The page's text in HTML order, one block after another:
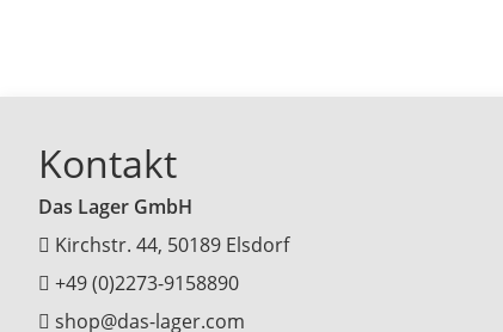
Kontakt
Das Lager GmbH
Kirchstr. 44, 50189 Elsdorf
+49 (0)2273-9158890
shop@das-lager.com